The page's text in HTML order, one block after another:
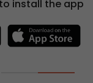
install the app.